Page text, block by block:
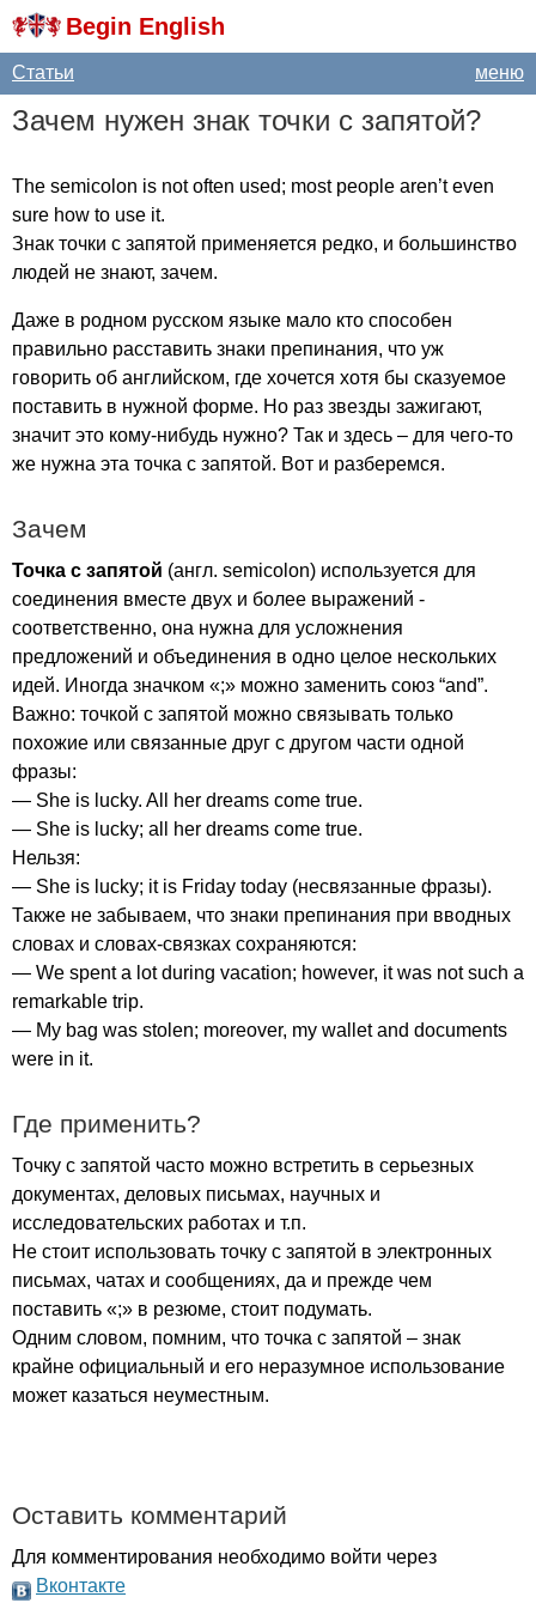
Begin English
меню
Статьи
Зачем нужен знак точки с запятой?
The semicolon is not often used; most people aren’t even
sure how to use it.
Знак точки с запятой применяется редко, и большинство
людей не знают, зачем.
Даже в родном русском языке мало кто способен
правильно расставить знаки препинания, что уж
говорить об английском, где хочется хотя бы сказуемое
поставить в нужной форме. Но раз звезды зажигают,
значит это кому-нибудь нужно? Так и здесь – для чего-то
же нужна эта точка с запятой. Вот и разберемся.
Зачем
Точка с запятой (англ. semicolon) используется для
соединения вместе двух и более выражений -
соответственно, она нужна для усложнения
предложений и объединения в одно целое нескольких
идей. Иногда значком «;» можно заменить союз “and”.
Важно: точкой с запятой можно связывать только
похожие или связанные друг с другом части одной
фразы:
— She is lucky. All her dreams come true.
— She is lucky; all her dreams come true.
Нельзя:
— She is lucky; it is Friday today (несвязанные фразы).
Также не забываем, что знаки препинания при вводных
словах и словах-связках сохраняются:
— We spent a lot during vacation; however, it was not such a
remarkable trip.
— My bag was stolen; moreover, my wallet and documents
were in it.
Где применить?
Точку с запятой часто можно встретить в серьезных
документах, деловых письмах, научных и
исследовательских работах и т.п.
Не стоит использовать точку с запятой в электронных
письмах, чатах и сообщениях, да и прежде чем
поставить «;» в резюме, стоит подумать.
Одним словом, помним, что точка с запятой – знак
крайне официальный и его неразумное использование
может казаться неуместным.
Оставить комментарий
Для комментирования необходимо войти через
Вконтакте